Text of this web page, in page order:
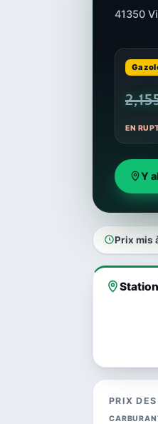
41350
EN
Y
Prix mis
PRIX